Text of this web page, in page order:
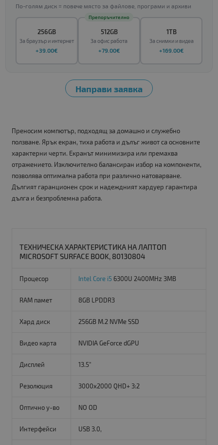
По-голям диск = повече място за файлове, програми и архиви
256GB
За браузър и интернет
+39.00€
512GB
За офис работа
+79.00€
Препоръчително
1TB
За снимки и видеа
+169.00€
Преносим компютър, подходящ за домашно и служебно
ползване. Ярък екран, тиха работа и дълъг живот са основните
характерни черти. Екранът минимизира или премахва
отражението. Изключително балансиран избор на компоненти,
позволява оптимална работа при различно натоварване.
Дългият гаранционен срок и надеждният хардуер гарантира
дълга и безпроблемна работа.
ТЕХНИЧЕСКА ХАРАКТЕРИСТИКА НА ЛАПТОП
MICROSOFT SURFACE BOOK, 80130804
Процесор Intel Core i5 6300U 2400MHz 3MB
RAM памет 8GB LPDDR3
Хард диск 256GB M.2 NVMe SSD
Видео карта NVIDIA GeForce dGPU
Дисплей 13.5"
Резолюция 3000x2000 QHD+ 3:2
Оптично у-во NO OD
Интерфейси USB 3.0,